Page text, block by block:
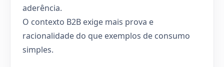
aderência.
O contexto B2B exige mais prova e
racionalidade do que exemplos de consumo
simples.